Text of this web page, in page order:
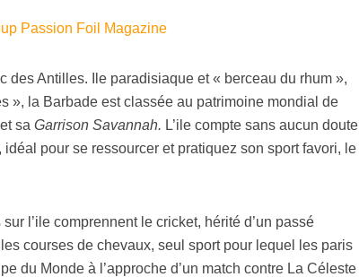
des Antilles. Ile paradisiaque et « berceau du rhum »,
», la Barbade est classée au patrimoine mondial de
sa Garrison Savannah. L’ile compte sans aucun doute
pour se ressourcer et pratiquez son sport favori, le
l’ile comprennent le cricket, hérité d’un passé
courses de chevaux, seul sport pour lequel les paris
du Monde à l’approche d’un match contre La Céleste